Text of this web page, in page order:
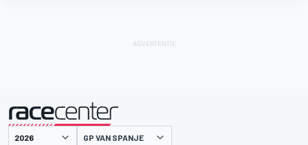
gepresenteerd door GP VAN SPANJE